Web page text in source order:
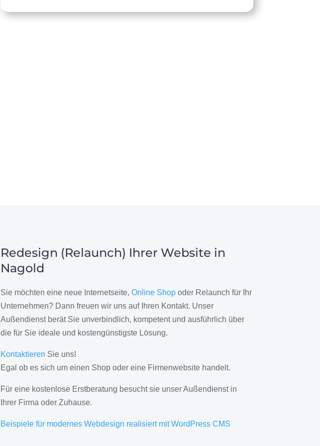
Redesign (Relaunch) Ihrer Website in
Nagold
Sie möchten eine neue Internetseite, Online Shopoder Relaunch für Ihr
Unternehmen? Dann freuen wir uns auf Ihren Kontakt. Unser
Außendienst berät Sie unverbindlich, kompetent und ausführlich über
die für Sie ideale und kostengünstigste Lösung.
Kontaktieren Sie uns!
Egal ob es sich um einen Shop oder eine Firmenwebsite handelt.
Für eine kostenlose Erstberatung besucht sie unser Außendienst in
Ihrer Firma oder Zuhause.
Beispiele für modernes Webdesign realisiert mit WordPress CMS